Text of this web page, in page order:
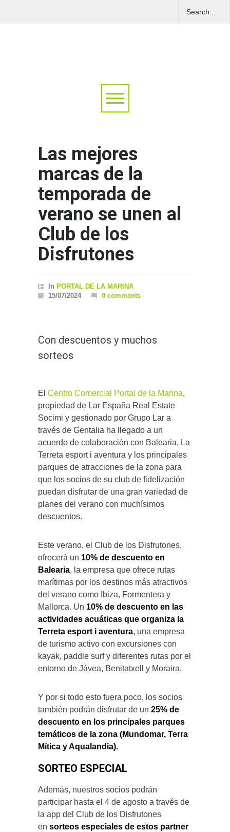
Las mejores
marcas de la
temporada de
verano se unen al
Club de los
Disfrutones
In PORTAL DE LA MARINA
15/07/2024
0 comments
Con descuentos y muchos
sorteos
El Centro Comercial Portal de la Marina,
propiedad de Lar España Real Estate
Socimi y gestionado por Grupo Lar a
través de Gentalia ha llegado a un
acuerdo de colaboración con Balearia, La
Terreta esport i aventura y los principales
parques de atracciones de la zona para
que los socios de su club de fidelización
puedan disfrutar de una gran variedad de
planes del verano con muchísimos
descuentos.
Este verano, el Club de los Disfrutones,
ofrecerá un 10% de descuento en
Balearia, la empresa que ofrece rutas
marítimas por los destinos más atractivos
del verano como Ibiza, Formentera y
Mallorca. Un 10% de descuento en las
actividades acuáticas que organiza la
Terreta esport i aventura, una empresa
de turismo activo con excursiones con
kayak, paddle surf y diferentes rutas por el
entorno de Jávea, Benitatxell y Moraira.
Y por si todo esto fuera poco, los socios
también podrán disfrutar de un 25% de
descuento en los principales parques
temáticos de la zona (Mundomar, Terra
Mítica y Aqualandia).
SORTEO ESPECIAL
Además, nuestros socios podrán
participar hasta el 4 de agosto a través de
la app del Club de los Disfrutones
en sorteos especiales de estos partner